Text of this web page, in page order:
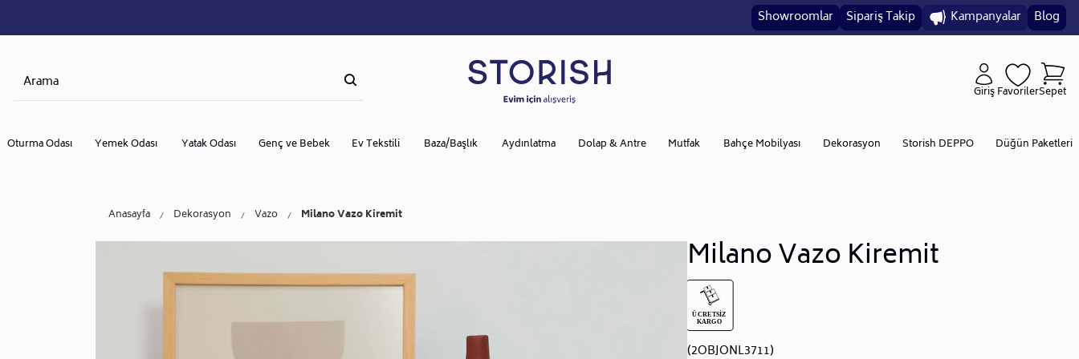
Showroomlar Sipariş Takip Kampanyalar Blog
GirişFavorilerSepet
Oturma Odası Yemek Odası Yatak Odası Genç ve Bebek Ev Tekstili Baza/Başlık Aydınlatma Dolap & Antre Mutfak Bahçe Mobilyası Dekorasyon Storish DEPPO Düğün Paketleri
Anasayfa Dekorasyon Vazo Milano Vazo Kiremit
Milano Vazo Kiremit
(2OBJONL3711)